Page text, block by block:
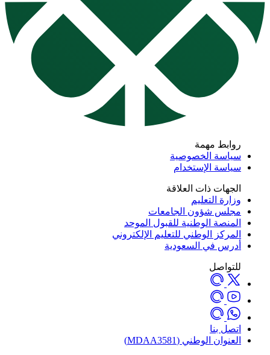
روابط مهمة
سياسة الخصوصية
سياسة الإستخدام
الجهات ذات العلاقة
وزارة التعليم
مجلس شؤون الجامعات
المنصة الوطنية للقبول الموحد
المركز الوطني للتعليم الإلكتروني
أدرس في السعودية
للتواصل
اتصل بنا
العنوان الوطني (MDAA3581)